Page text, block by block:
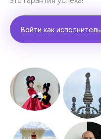
Войти как исполнитель